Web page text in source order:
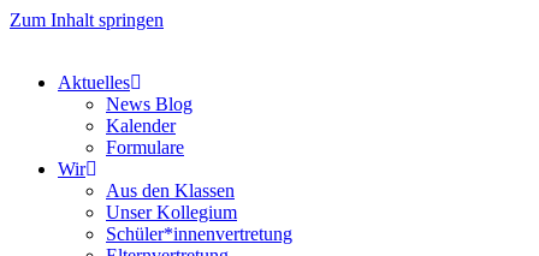
Zum Inhalt springen
Aktuelles
News Blog
Kalender
Formulare
Wir
Aus den Klassen
Unser Kollegium
Schüler*innenvertretung